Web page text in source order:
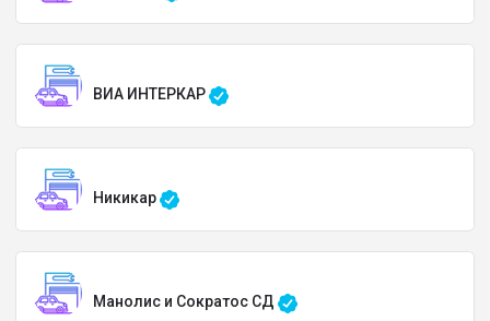
ВИА ИНТЕРКАР
Никикар
Манолис и Сократос СД